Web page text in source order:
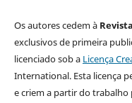
Os autores cedem à
exclusivos de primeira
licenciado sob a Licença
International. Esta licença
e criem a partir do